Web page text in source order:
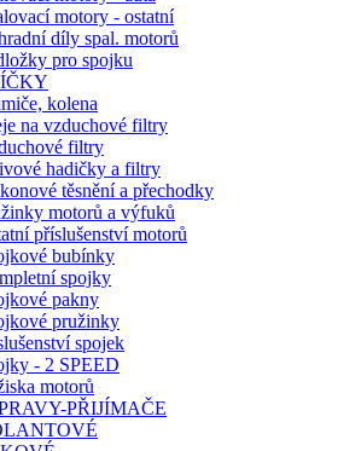
motory - ostatní
díly spal. motorů
pro spojku
kolena
na vzduchové filtry
filtry
hadičky a filtry
těsnění a přechodky
motorů a výfuků
příslušenství motorů
bubínky
spojky
pakny
pružinky
spojek
- 2 SPEED
motorů
PŘIJÍMAČE